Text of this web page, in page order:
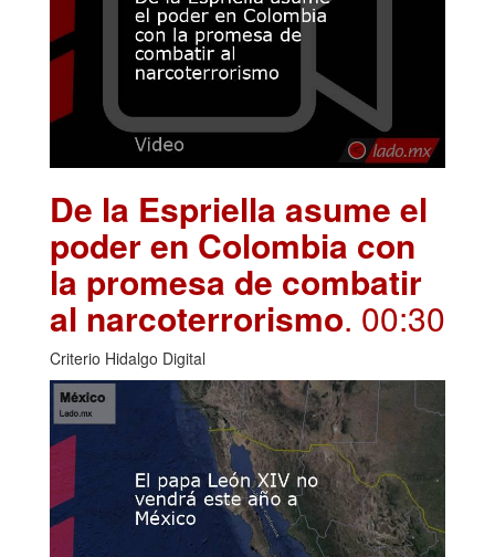
De la Espriella asume el
poder en Colombia con
la promesa de combatir
al narcoterrorismo. 00:30
Criterio Hidalgo Digital